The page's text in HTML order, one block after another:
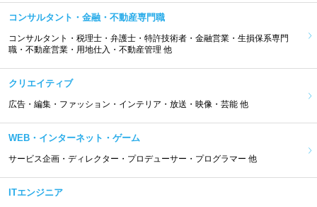
コンサルタント・金融・不動産専門職
コンサルタント・税理士・弁護士・特許技術者・金融営業・生損保系専門
職・不動産営業・用地仕入・不動産管理 他
クリエイティブ
広告・編集・ファッション・インテリア・放送・映像・芸能 他
WEB・インターネット・ゲーム
サービス企画・ディレクター・プロデューサー・プログラマー 他
ITエンジニア